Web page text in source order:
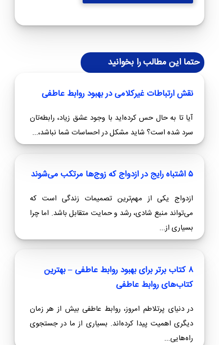
حتما این مطالب را بخوانید
نقش ارتباطات غیرکلامی در بهبود روابط عاطفی
آیا تا به حال حس کرده‌اید با وجود عشق زیاد، رابطه‌تان
سرد شده است؟ شاید مشکل در احساسات شما نباشد،...
۵ اشتباه رایج در ازدواج که زوج‌ها مرتکب می‌شوند
ازدواج یکی از مهم‌ترین تصمیمات زندگی است که
می‌تواند منبع شادی، رشد و حمایت متقابل باشد. اما چرا
بسیاری از...
۸ کتاب برتر برای بهبود روابط عاطفی – بهترین
کتاب‌های روابط عاطفی
در دنیای پرتلاطم امروز، روابط عاطفی بیش از هر زمان
دیگری اهمیت پیدا کرده‌اند. بسیاری از ما در جستجوی
راه‌هایی...